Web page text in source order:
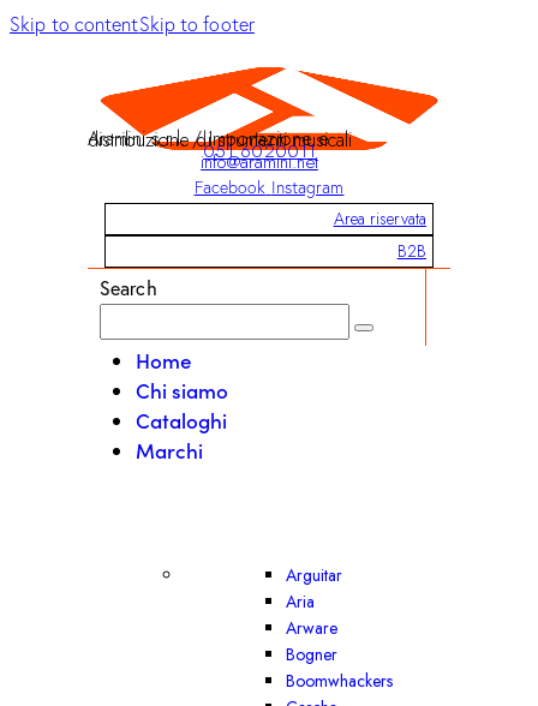
Skip to contentSkip to footer
Aramini s.r.l. / Importazione e distribuzione di strumenti musicali
051 6020011
info@aramini.net
Facebook Instagram
Area riservata
B2B
Search
Home
Chi siamo
Cataloghi
Marchi
Arguitar
Aria
Arware
Bogner
Boomwhackers